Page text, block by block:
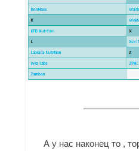
А у нас наконец то ,